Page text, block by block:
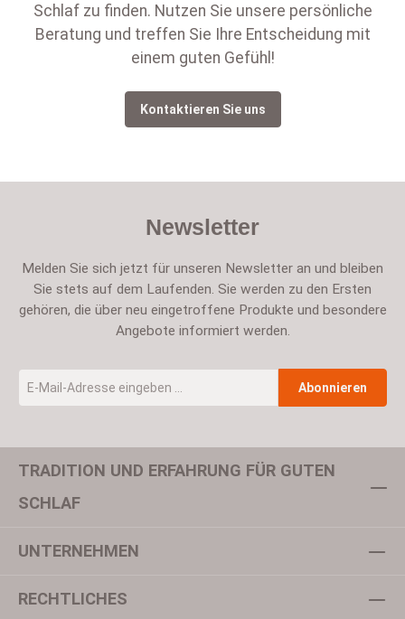
Schlaf zu finden. Nutzen Sie unsere persönliche
Beratung und treffen Sie Ihre Entscheidung mit
einem guten Gefühl!
Kontaktieren Sie uns
Newsletter
Melden Sie sich jetzt für unseren Newsletter an und bleiben
Sie stets auf dem Laufenden. Sie werden zu den Ersten
gehören, die über neu eingetroffene Produkte und besondere
Angebote informiert werden.
Abonnieren
Um weiterzugehen, geben Sie die oben abgebildeten Zeichen ein
genommen und die
TRADITION UND ERFAHRUNG FÜR GUTEN
SCHLAF
UNTERNEHMEN
RECHTLICHES